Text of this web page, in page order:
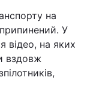
на
У
відео, на яких
вздовж